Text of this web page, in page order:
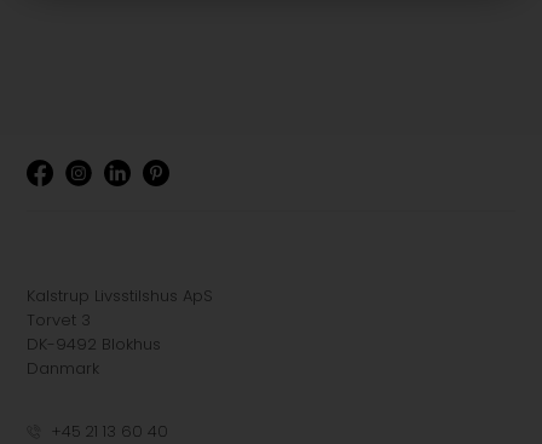
Kalstrup Livsstilshus ApS
Torvet 3
DK-9492 Blokhus
Danmark
+45 21 13 60 40